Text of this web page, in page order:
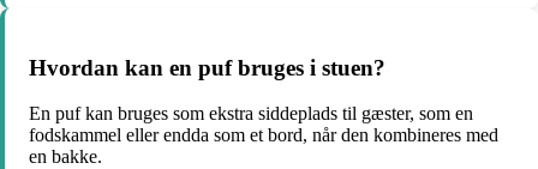
Hvordan kan en puf bruges i stuen?
En puf kan bruges som ekstra siddeplads til gæster, som en
fodskammel eller endda som et bord, når den kombineres med
en bakke.